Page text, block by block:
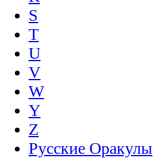
S
T
U
V
W
Y
Z
Русские Оракулы